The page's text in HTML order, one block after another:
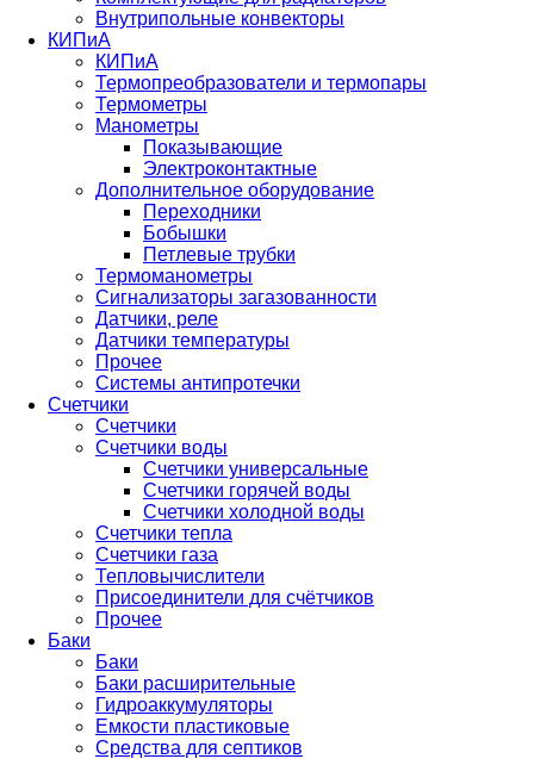
Внутрипольные конвекторы
КИПиА
КИПиА
Термопреобразователи и термопары
Термометры
Манометры
Показывающие
Электроконтактные
Дополнительное оборудование
Переходники
Бобышки
Петлевые трубки
Термоманометры
Сигнализаторы загазованности
Датчики, реле
Датчики температуры
Прочее
Системы антипротечки
Счетчики
Счетчики
Счетчики воды
Счетчики универсальные
Счетчики горячей воды
Счетчики холодной воды
Счетчики тепла
Счетчики газа
Тепловычислители
Присоединители для счётчиков
Прочее
Баки
Баки
Баки расширительные
Гидроаккумуляторы
Емкости пластиковые
Средства для септиков